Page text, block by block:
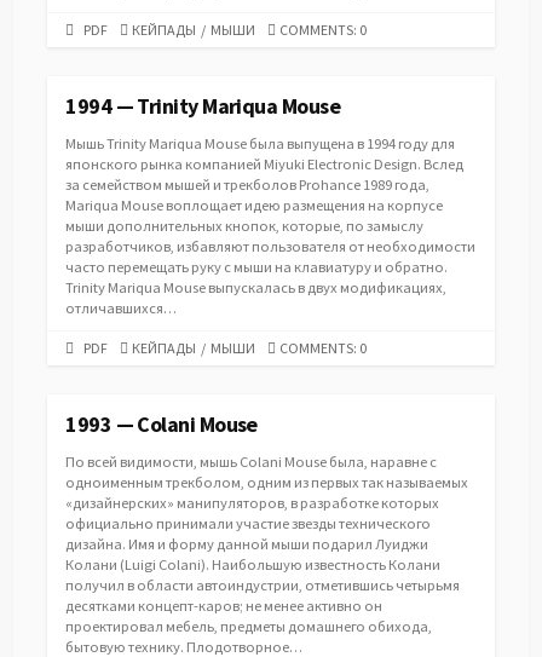
PDF
PDF CATEGORIES
КЕЙПАДЫ / МЫШИ COMMENTS: 0
1994 — Trinity Mariqua Mouse
Мышь Trinity Mariqua Mouse была выпущена в 1994 году для
японского рынка компанией Miyuki Electronic Design. Вслед
за семейством мышей и трекболов Prohance 1989 года,
Mariqua Mouse воплощает идею размещения на корпусе
мыши дополнительных кнопок, которые, по замыслу
разработчиков, избавляют пользователя от необходимости
часто перемещать руку с мыши на клавиатуру и обратно.
Trinity Mariqua Mouse выпускалась в двух модификациях,
отличавшихся…
PDF
PDF CATEGORIES
КЕЙПАДЫ / МЫШИ COMMENTS: 0
1993 — Colani Mouse
По всей видимости, мышь Colani Mouse была, наравне с
одноименным трекболом, одним из первых так называемых
«дизайнерских» манипуляторов, в разработке которых
официально принимали участие звезды технического
дизайна. Имя и форму данной мыши подарил Луиджи
Колани (Luigi Colani). Наибольшую известность Колани
получил в области автоиндустрии, отметившись четырьмя
десятками концепт-каров; не менее активно он
проектировал мебель, предметы домашнего обихода,
бытовую технику. Плодотворное…